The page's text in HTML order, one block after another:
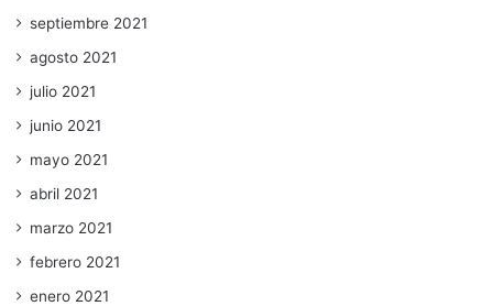
septiembre 2021
agosto 2021
julio 2021
junio 2021
mayo 2021
abril 2021
marzo 2021
febrero 2021
enero 2021